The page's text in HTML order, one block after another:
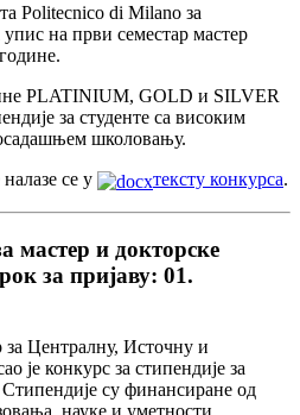
Politecnico di Milano за
на први семестар мастер
PLATINIUM, GOLD и SILVER
за студенте са високим
школовању.
се у
тексту конкурса.
мастер и докторске
за пријаву: 01.
за Централну, Источну и
је конкурс за стипендије за
су финансиране од